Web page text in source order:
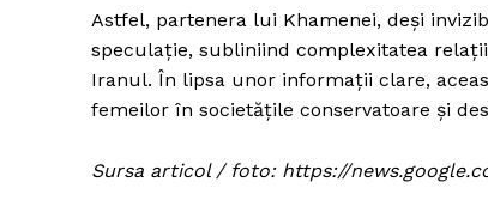
Astfel, partenera lui Khamenei, deși
speculație, subliniind complexitatea
Iranul. În lipsa unor informații clare,
femeilor în societățile conservatoare și
Sursa articol / foto: https://